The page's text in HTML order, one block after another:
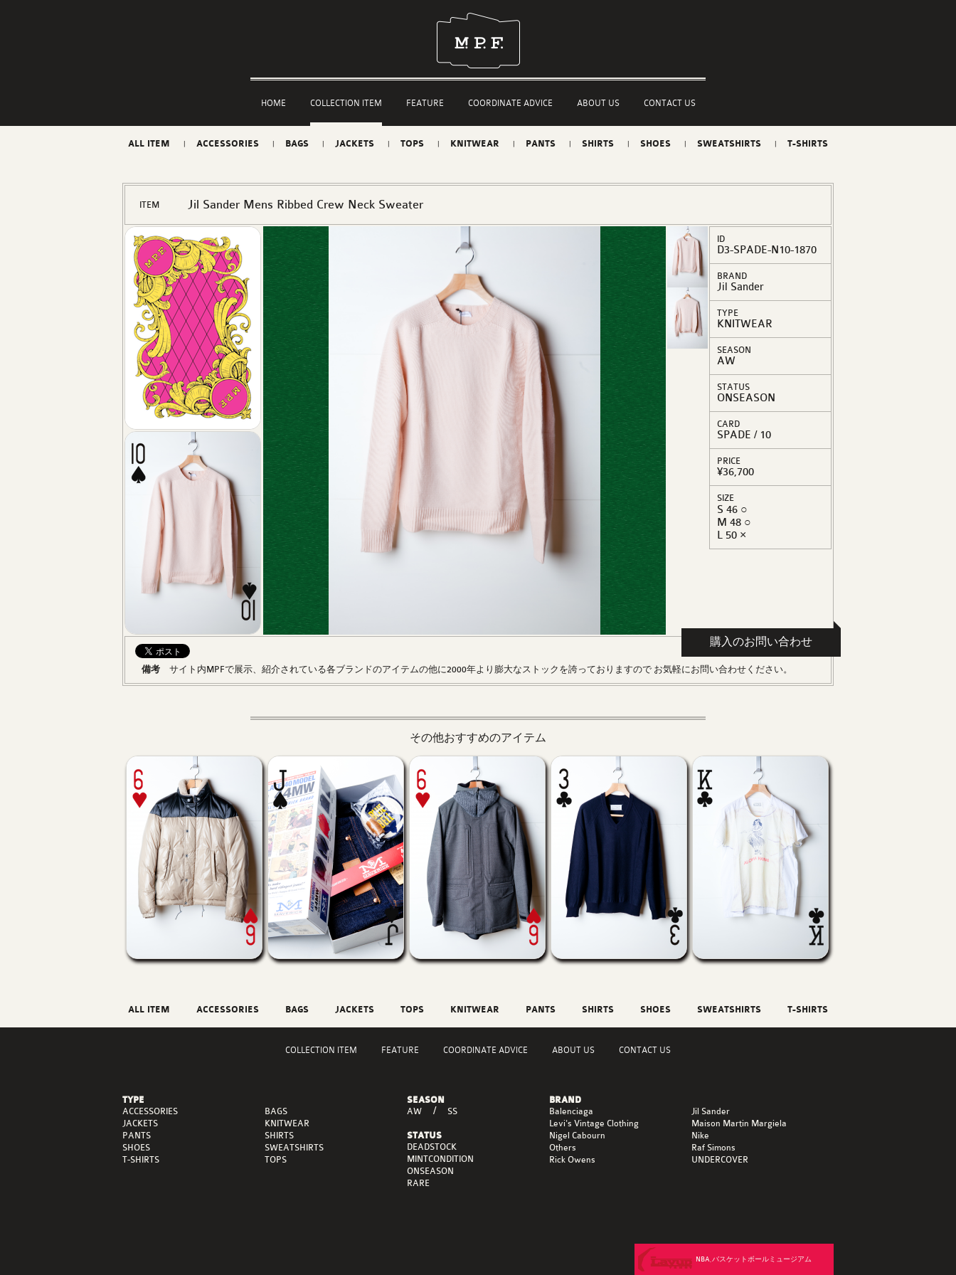
HOME COLLECTION ITEM FEATURE COORDINATE ADVICE ABOUT US CONTACT US
ALL ITEM ACCESSORIES BAGS JACKETS TOPS KNITWEAR PANTS SHIRTS SHOES SWEATSHIRTS T-SHIRTS
ITEM Jil Sander Mens Ribbed Crew Neck Sweater
ID
D3-SPADE-N10-1870
BRAND
Jil Sander
TYPE
KNITWEAR
SEASON
AW
STATUS
ONSEASON
CARD
SPADE / 10
PRICE
¥36,700
SIZE
S 46 ○
M 48 ○
L 50 ×
購入のお問い合わせ
備考 サイト内MPFで展示、紹介されている各ブランドのアイテムの他に2000年より膨大なストックを誇っておりますので お気軽にお問い合わせください。
その他おすすめのアイテム
ALL ITEM ACCESSORIES BAGS JACKETS TOPS KNITWEAR PANTS SHIRTS SHOES SWEATSHIRTS T-SHIRTS
COLLECTION ITEM FEATURE COORDINATE ADVICE ABOUT US CONTACT US
BRAND
Balenciaga
Jil Sander
Levi's Vintage Clothing
Maison Martin Margiela
Nigel Cabourn
Nike
Others
Raf Simons
Rick Owens
UNDERCOVER
TYPE
ACCESSORIES
BAGS
JACKETS
KNITWEAR
PANTS
SHIRTS
SHOES
SWEATSHIRTS
T-SHIRTS
TOPS
SEASON
AW
SS
STATUS
DEADSTOCK
MINTCONDITION
ONSEASON
RARE
NBA,バスケットボールミュージアム